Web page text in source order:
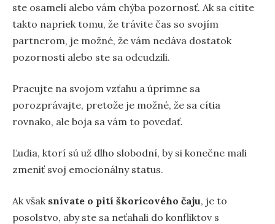
ste osamelí alebo vám chýba pozornosť. Ak sa cítite
takto napriek tomu, že trávite čas so svojím
partnerom, je možné, že vám nedáva dostatok
pozornosti alebo ste sa odcudzili.
Pracujte na svojom vzťahu a úprimne sa
porozprávajte, pretože je možné, že sa cítia
rovnako, ale boja sa vám to povedať.
Ľudia, ktorí sú už dlho slobodní, by si konečne mali
zmeniť svoj emocionálny status.
Ak však snívate o pití škoricového čaju, je to
posolstvo, aby ste sa neťahali do konfliktov s